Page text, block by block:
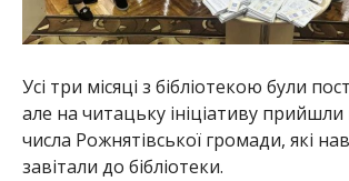
Усі три місяці з бібліотекою були
але на читацьку ініціативу
числа Рожнятівської громади, які
завітали до бібліотеки.